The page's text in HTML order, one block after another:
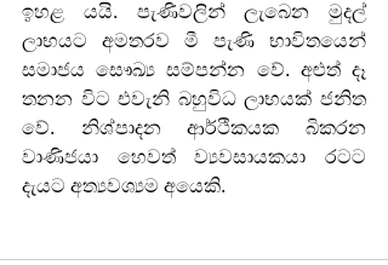
ඉහළ යයි. පැණිවලින් ලැබෙන මුදල්
ලාභයට අමතරව මී පැණි භාවිතයෙන්
සමාජය සෞඛ්‍ය සම්පන්න වේ. අළුත් දෑ
තනන විට එවැනි බහුවිධ ලාභයක් ජනිත
වේ. නිශ්පාදන ආර්ථිකයක බිකරන
වාණිජයා හෙවත් ව්‍යවසායකයා රටට
දැයට අත්‍යවශ්‍යම අයෙකි.